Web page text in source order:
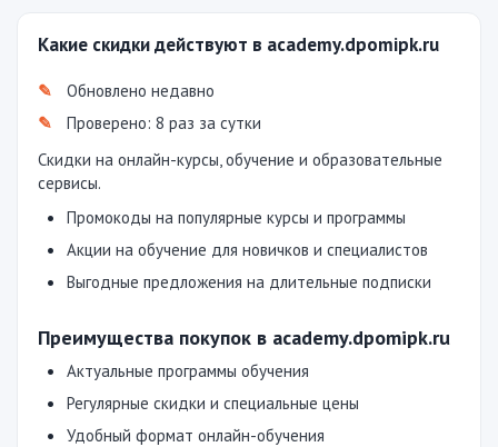
Какие скидки действуют в academy.dpomipk.ru
Обновлено недавно
Проверено: 8 раз за сутки
Скидки на онлайн-курсы, обучение и образовательные
сервисы.
Промокоды на популярные курсы и программы
Акции на обучение для новичков и специалистов
Выгодные предложения на длительные подписки
Преимущества покупок в academy.dpomipk.ru
Актуальные программы обучения
Регулярные скидки и специальные цены
Удобный формат онлайн-обучения